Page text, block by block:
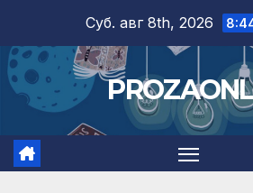
content
Суб. авг 8th, 2026